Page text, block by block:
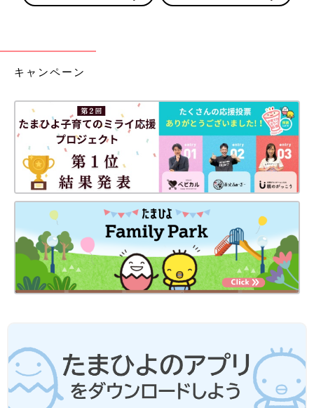
３歳になる少し前。はさみを使う工作も上手にできるようになりました。
「幼稚園に入る前も、周囲の人やお友だちから『右手がない
の？』『どうして手が短いの？』と聞かれることがよくありまし
た。その度に私や夫は『依茉ちゃんはおなかの中でけがしちゃっ
キャンペーン